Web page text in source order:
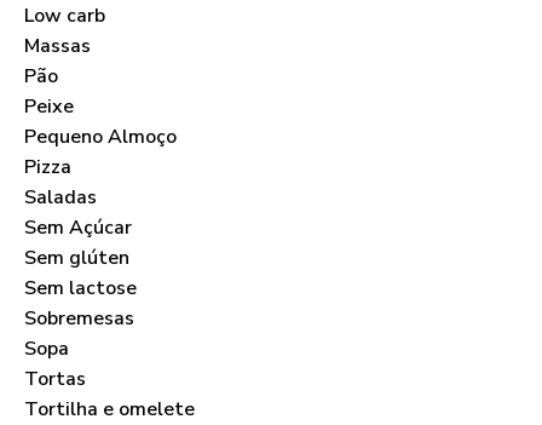
Low carb
Massas
Pão
Peixe
Pequeno Almoço
Pizza
Saladas
Sem Açúcar
Sem glúten
Sem lactose
Sobremesas
Sopa
Tortas
Tortilha e omelete